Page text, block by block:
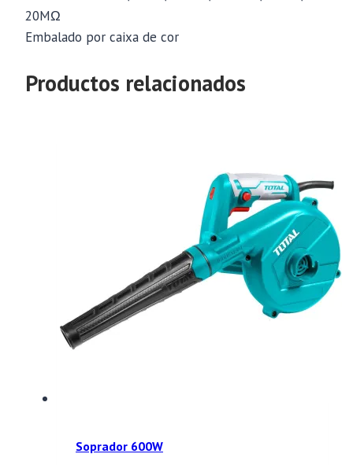
20MΩ
Embalado por caixa de cor
Productos relacionados
Soprador 600W